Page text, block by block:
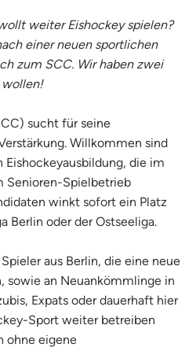
weiter Eishockey spielen?
einer neuen sportlichen
zum SCC. Wir haben zwei
wollen!
sucht für seine
Willkommen sind
die im
Senioren-Spielbetrieb
winkt sofort ein Platz
Berlin oder der Ostseeliga.
aus Berlin, die eine neue
sowie an Neuankömmlinge in
Expats oder dauerhaft hier
Sport weiter betreiben
ohne eigene